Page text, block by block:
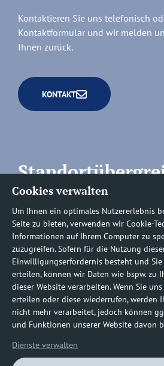
Cookies verwalten
Um Ihnen ein optimales Nutzererlebnis
Seite zu bieten, verwenden wir Cookie-
Informationen auf Ihrem Computer zu
zuzugreifen. Sofern für die Nutzung
Einwilligungserfordernis besteht und
erteilen, können wir Daten wie bspw. zu
dieser Website verarbeiten. Wenn Sie
erteilen oder diese wiederrufen, werden
nicht mehr verarbeitet, jedoch können
und Funktionen unserer Website davon
Dienste verwalten
Kontaktieren Sie uns telefonisch
Kontaktformular und wir melden
Ihnen zurück.
KONTAKT
Rufnummern
0800 1219100-10